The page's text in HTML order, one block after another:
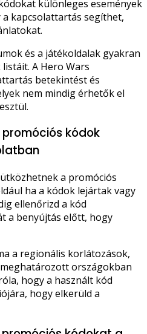
különleges események
kapcsolattartás segíthet,
és a játékoldalak gyakran
A Hero Wars
betekintést és
nem mindig érhetők el
kódok
a promóciós
ha a kódok lejártak vagy
ellenőrizd a kód
a benyújtás előtt, hogy
a regionális korlátozások,
országokban
hogy a használt kód
hogy elkerüld a